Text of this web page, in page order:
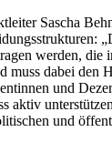
Sascha
werden, die
muss dabei den
und
aktiv
und